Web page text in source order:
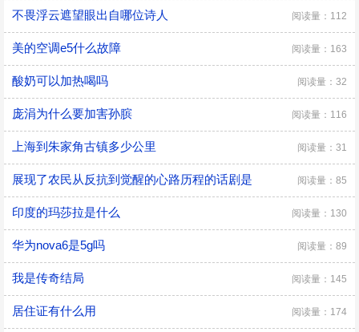
不畏浮云遮望眼出自哪位诗人 阅读量：112
美的空调e5什么故障 阅读量：163
酸奶可以加热喝吗 阅读量：32
庞涓为什么要加害孙膑 阅读量：116
上海到朱家角古镇多少公里 阅读量：31
展现了农民从反抗到觉醒的心路历程的话剧是 阅读量：85
印度的玛莎拉是什么 阅读量：130
华为nova6是5g吗 阅读量：89
我是传奇结局 阅读量：145
居住证有什么用 阅读量：174